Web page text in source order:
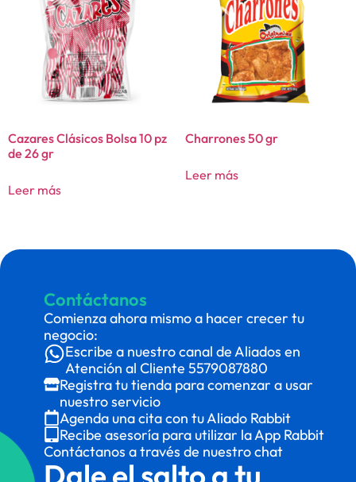
Cazares Clásicos Bolsa 10 pz
de 26 gr
Leer más
Charrones 50 gr
Leer más
Contáctanos
Comienza ahora mismo a hacer crecer tu
negocio:
Escribe a nuestro canal de Aliados en
Atención al Cliente 5579087880
Registra tu tienda para comenzar a usar
nuestro servicio
Agenda una cita con tu Aliado Rabbit
Recibe asesoría para utilizar la App Rabbit
Contáctanos a través de nuestro chat